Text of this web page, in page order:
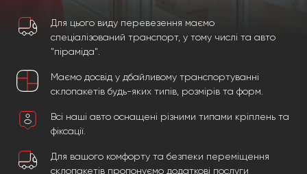
Для цього виду перевезення маємо
спеціалізований транспорт, у тому числі та авто
"піраміда".
Маємо досвід у дбайливому транспортуванні
склопакетів будь-яких типів, розмірів та форм.
Всі наші авто оснащені різними типами кріплень та
фіксації.
Для вашого комфорту та безпеки переміщення
склопакетів пропонуємо додаткові послуги